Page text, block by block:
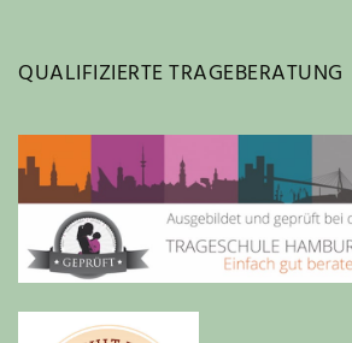
QUALIFIZIERTE TRAGEBERATUNG